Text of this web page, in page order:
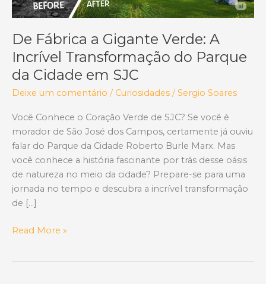
De Fábrica a Gigante Verde: A
Incrível Transformação do Parque
da Cidade em SJC
Deixe um comentário / Curiosidades /Sergio Soares
Você Conhece o Coração Verde de SJC? Se você é
morador de São José dos Campos, certamente já ouviu
falar do Parque da Cidade Roberto Burle Marx. Mas
você conhece a história fascinante por trás desse oásis
de natureza no meio da cidade? Prepare-se para uma
jornada no tempo e descubra a incrível transformação
de […]
De
Read More »